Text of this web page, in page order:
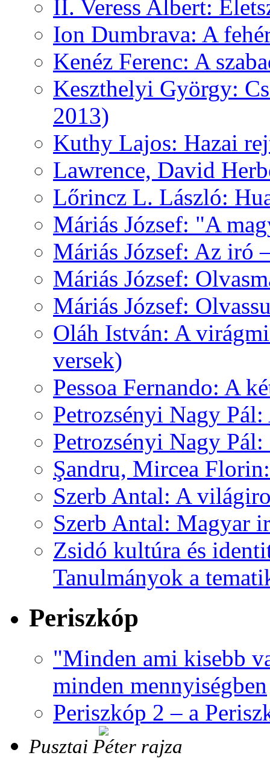
II. Veress Albert:
Ion Dumbrava: A
Kenéz Ferenc: A
Keszthelyi György:
2013)
Kuthy Lajos: Hazai
Lawrence, David
Lőrincz L. László:
Máriás József: "A
Máriás József: Az iró
Máriás József:
Máriás József:
Oláh István: A
versek)
Pessoa Fernando: A
Petrozsényi Nagy
Petrozsényi Nagy
Şandru, Mircea
Szerb Antal: A
Szerb Antal: Magyar
Zsidó kultúra és
Tanulmányok a
Periszkóp
"Minden ami kisebb
minden mennyiségben
Periszkóp 2 – a
Pusztai Péter rajza